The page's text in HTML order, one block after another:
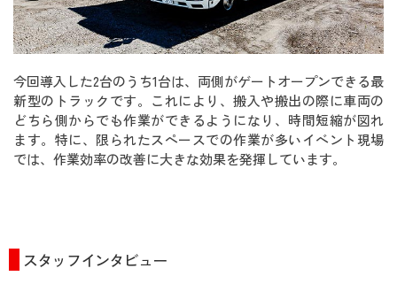
今回導入した2台のうち1台は、両側がゲートオープンできる最
新型のトラックです。これにより、搬入や搬出の際に車両の
どちら側からでも作業ができるようになり、時間短縮が図れ
ます。特に、限られたスペースでの作業が多いイベント現場
では、作業効率の改善に大きな効果を発揮しています。
スタッフインタビュー